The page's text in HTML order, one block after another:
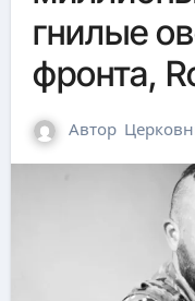
гнилые
фронта,
Автор